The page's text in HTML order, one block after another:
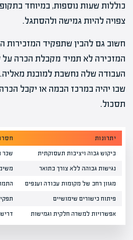
כוללות שעות נוספות, במיוחד
צפויה להיות גמישה ולהסתגל.
חשוב גם להבין שתפקיד המזכירות
המזכירה לא תמיד מקבלת הכרה על
העבודה שלה נחשבת למובנת
שבו יהיה במרכז הבמה או יקבל
תסכול.
יתרונות
ביקוש גבוה ויציבות תעסוקתית שכר
נגישות גבוהה ללא צורך בתואר
מגוון רחב של מקומות עבודה וענפים
פיתוח כישורים שימושיים
אפשרויות למשרה חלקית וגמישות